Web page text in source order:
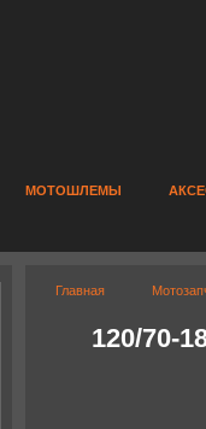
МОТОШЛЕМЫ
Главная
120/70-